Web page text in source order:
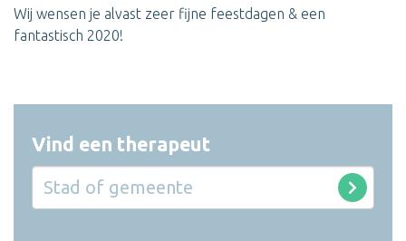
Wij wensen je alvast zeer fijne feestdagen & een
fantastisch 2020!
Vind een therapeut